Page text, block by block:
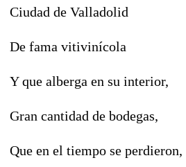
Ciudad de Valladolid
De fama vitivinícola
Y que alberga en su interior,
Gran cantidad de bodegas,
Que en el tiempo se perdieron,